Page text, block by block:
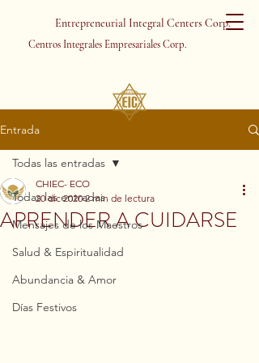
Entrepreneurial Integral Centers Corp.
Centros Integrales Empresariales Corp.
Entrada
Todas las entradas
Mensajes de los Maestros
Salud & Espiritualidad
Abundancia & Amor
Días Festivos
Todas las entradas
APRENDER A CUIDARSE
CHIEC- ECO
20 dic 2020 2 min de lectura